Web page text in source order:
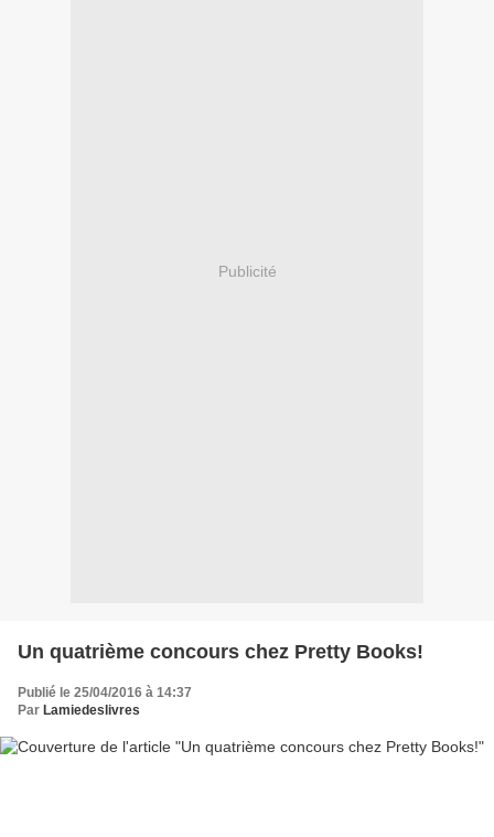
Publicité
Un quatrième concours chez Pretty Books!
Publié le 25/04/2016 à 14:37
Par Lamiedeslivres